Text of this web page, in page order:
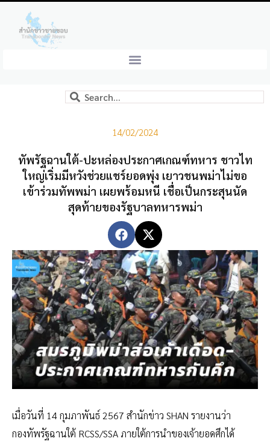
14/02/2024
ทัพรัฐฉานใต้-ปะหล่องประกาศเกณฑ์ทหาร ชาวไท
ใหญ่เริ่มมีหวังช่วยแชร์ยอดพุ่ง เยาวชนพม่าไม่ขอ
เข้าร่วมทัพพม่า เผยพร้อมหนี เชื่อเป็นกระสุนนัด
สุดท้ายของรัฐบาลทหารพม่า
เมื่อวันที่ 14 กุมภาพันธ์ 2567 สำนักข่าว SHAN รายงานว่า
กองทัพรัฐฉานใต้ RCSS/SSA ภายใต้การนำของเจ้ายอดศึกได้